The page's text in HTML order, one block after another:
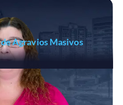
Agravios Masivos